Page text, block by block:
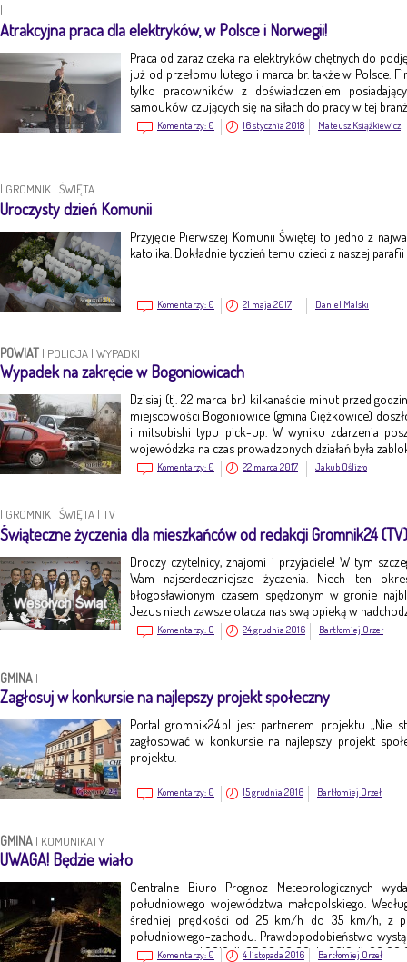
|
Atrakcyjna praca dla elektryków, w Polsce i Norwegii!
Praca od zaraz czeka na elektryków chętnych do
już od przełomu lutego i marca br. także w Polsce.
tylko pracowników z doświadczeniem
samouków czujących się na siłach do pracy w tej
Komentarzy: 0 16 stycznia 2018 Mateusz Książkiewicz
| GROMNIK | ŚWIĘTA
Uroczysty dzień Komunii
Przyjęcie Pierwszej Komunii Świętej to jedno z
katolika. Dokładnie tydzień temu dzieci z naszej
Komentarzy: 0 21 maja 2017 Daniel Malski
POWIAT | POLICJA | WYPADKI
Wypadek na zakręcie w Bogoniowicach
Dzisiaj (tj. 22 marca br.) kilkanaście minut przed
miejscowości Bogoniowice (gmina Ciężkowice)
i mitsubishi typu pick-up. W wyniku zdarzenia
wojewódzka na czas prowadzonych działań była
Komentarzy: 0 22 marca 2017 Jakub Oślizło
| GROMNIK | ŚWIĘTA | TV
Świąteczne życzenia dla mieszkańców od redakcji Gromnik24 (TV)
Drodzy czytelnicy, znajomi i przyjaciele! W tym
Wam najserdeczniejsze życzenia. Niech ten
błogosławionym czasem spędzonym w gronie
Jezus niech zawsze otacza nas swą opieką w
Komentarzy: 0 24 grudnia 2016 Bartłomiej Orzeł
GMINA |
Zagłosuj w konkursie na najlepszy projekt społeczny
Portal gromnik24.pl jest partnerem projektu „Nie
zagłosować w konkursie na najlepszy projekt
projektu.
Komentarzy: 0 15 grudnia 2016 Bartłomiej Orzeł
GMINA | KOMUNIKATY
UWAGA! Będzie wiało
Centralne Biuro Prognoz Meteorologicznych
południowego województwa małopolskiego.
średniej prędkości od 25 km/h do 35 km/h, z
południowego-zachodu. Prawdopodobieństwo
jest ważne o d 2016-11-05 08:00:00 do 2016-11-06
Komentarzy: 0 4 listopada 2016 Bartłomiej Orzeł